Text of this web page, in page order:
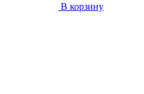
В корзину